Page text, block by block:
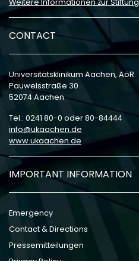
CONTACT
Universitätsklinikum Aachen, AöR
Pauwelsstraße 30
52074 Aachen
Tel.: 0241 80-0 oder 80-84444
info
ukaachen de
www.ukaachen.de
IMPORTANT INFORMATION
Emergency
Contact & Directions
Pressemitteilungen